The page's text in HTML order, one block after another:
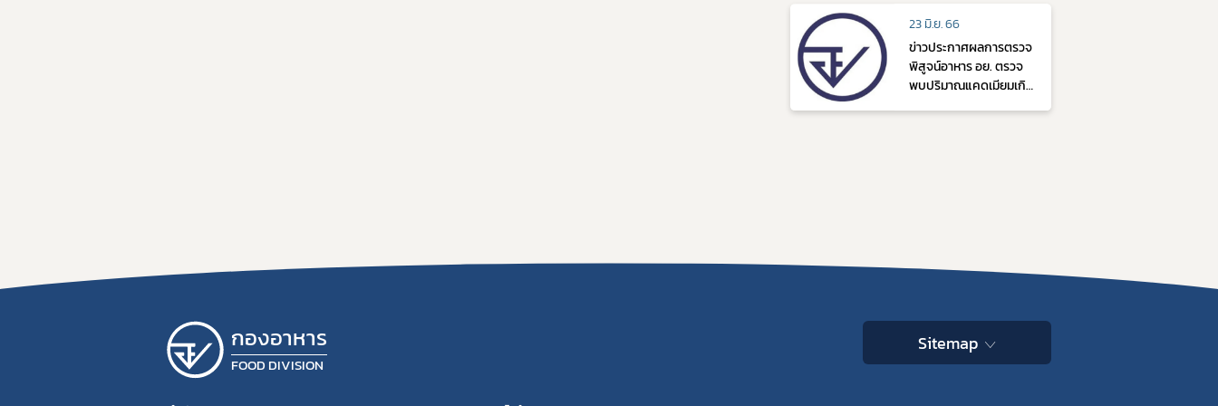
23 มิ.ย. 66
ข่าวประกาศผลการตรวจ
พิสูจน์อาหาร อย. ตรวจ
พบปริมาณแคดเมียมเกิน
กองอาหาร
FOOD DIVISION
Sitemap